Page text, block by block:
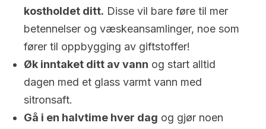
kostholdet ditt. Disse vil bare føre til mer
betennelser og væskeansamlinger, noe som
fører til oppbygging av giftstoffer!
Øk inntaket ditt av vann og start alltid
dagen med et glass varmt vann med
sitronsaft.
Gå i en halvtime hver dag og gjør noen